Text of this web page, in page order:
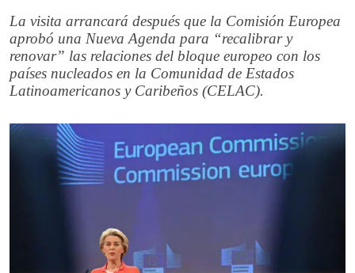
La visita arrancará después que la Comisión Europea
aprobó una Nueva Agenda para “recalibrar y
renovar” las relaciones del bloque europeo con los
países nucleados en la Comunidad de Estados
Latinoamericanos y Caribeños (CELAC).